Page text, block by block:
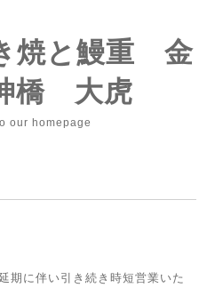
焼と鰻重 金
橋 大虎
our homepage
期に伴い引き続き時短営業いた